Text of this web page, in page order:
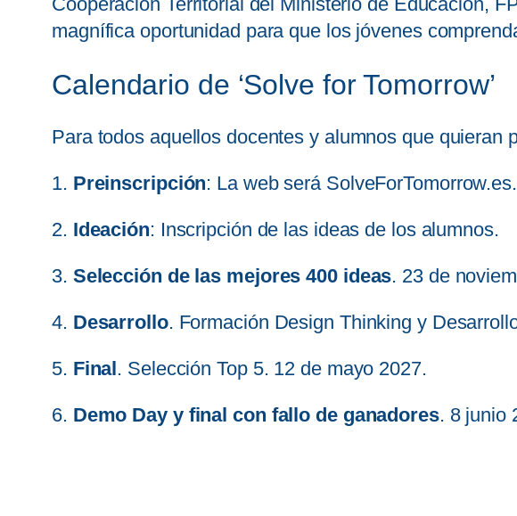
magnífica oportunidad para que los jóvenes
Calendario de ‘Solve for Tomorrow’
Para todos aquellos docentes y alumnos que quieran
1. Preinscripción: La web será
2. Ideación: Inscripción de las ideas de los alumnos.
3. Selección de las mejores 400 ideas. 23 de
4. Desarrollo. Formación Design Thinking y
5. Final . Selección Top 5. 12 de mayo 2027.
6. Demo Day y final con fallo de ganadores. 8 junio